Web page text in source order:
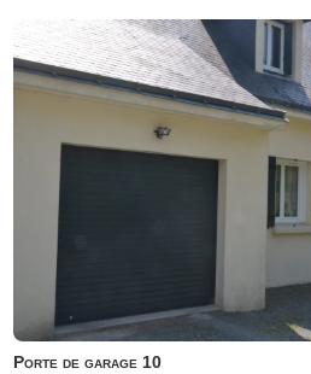
Porte de garage 10